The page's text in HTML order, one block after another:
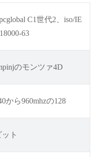
C1世代2、iso/IE
63
のモンツァ4D
から960mhzの128
ット